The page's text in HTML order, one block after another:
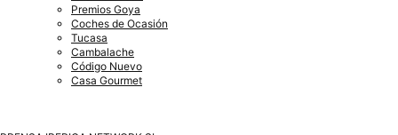
Premios Goya
Coches de Ocasión
Tucasa
Cambalache
Código Nuevo
Casa Gourmet